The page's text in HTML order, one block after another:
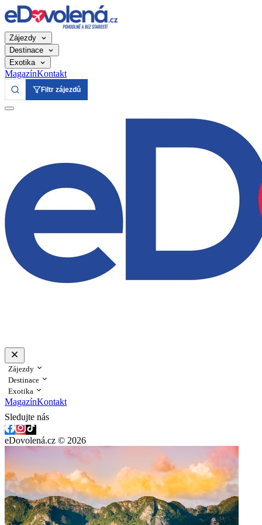
Zájezdy
Destinace
Exotika
MagazínKontakt
Filtr zájezdů
Zájezdy
Destinace
Exotika
MagazínKontakt
Sledujte nás
eDovolená.cz © 2026